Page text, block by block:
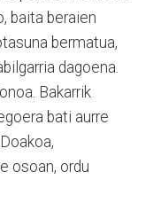
baita beraien
bermatua,
dagoena.
Bakarrik
bati aurre
osoan, ordu